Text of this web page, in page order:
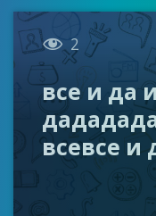
 2
все и да
всевсе и